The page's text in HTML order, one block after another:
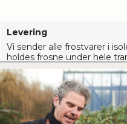
Levering
Vi sender alle frostvarer i
holdes frosne under hele
modtagelse også selv om
kanten.